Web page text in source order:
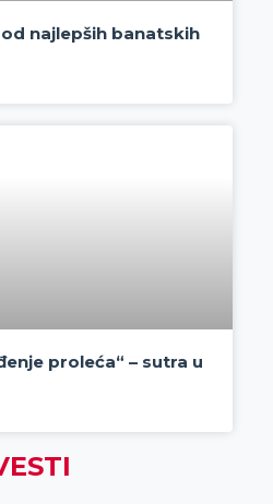
najlepših banatskih
proleća“ – sutra u